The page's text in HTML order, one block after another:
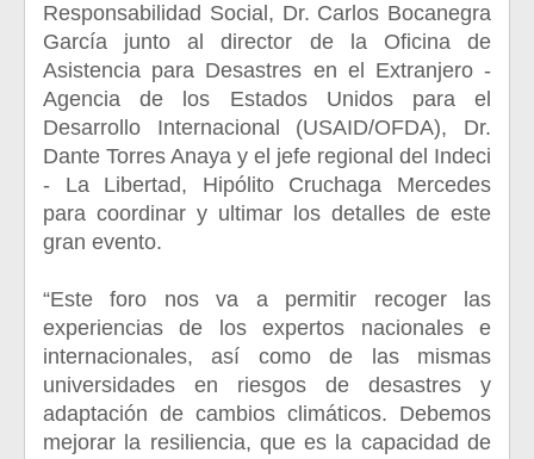
Responsabilidad Social, Dr. Carlos Bocanegra
García junto al director de la Oficina de
Asistencia para Desastres en el Extranjero -
Agencia de los Estados Unidos para el
Desarrollo Internacional (USAID/OFDA), Dr.
Dante Torres Anaya y el jefe regional del Indeci
- La Libertad, Hipólito Cruchaga Mercedes
para coordinar y ultimar los detalles de este
gran evento.
“Este foro nos va a permitir recoger las
experiencias de los expertos nacionales e
internacionales, así como de las mismas
universidades en riesgos de desastres y
adaptación de cambios climáticos. Debemos
mejorar la resiliencia, que es la capacidad de